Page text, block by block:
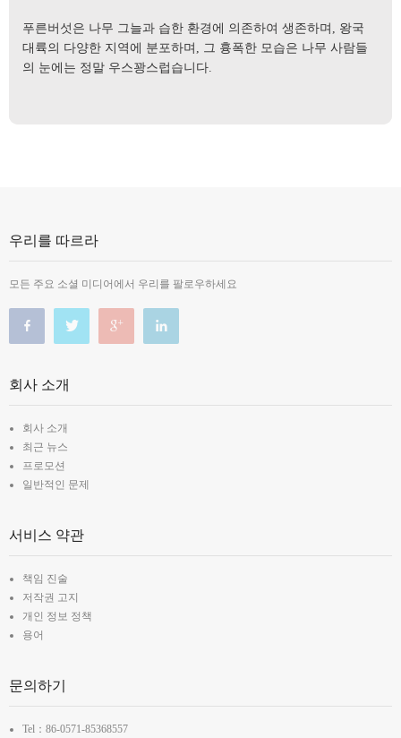
푸른버섯은 나무 그늘과 습한 환경에 의존하여 생존하며, 왕국
대륙의 다양한 지역에 분포하며, 그 흉폭한 모습은 나무 사람들
의 눈에는 정말 우스꽝스럽습니다.
우리를 따르라
모든 주요 소셜 미디어에서 우리를 팔로우하세요
회사 소개
회사 소개
최근 뉴스
프로모션
일반적인 문제
서비스 약관
책임 진술
저작권 고지
개인 정보 정책
용어
문의하기
Tel：86-0571-85368557